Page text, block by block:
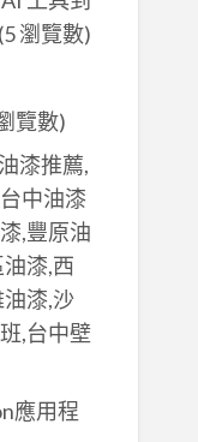
(5 瀏覽數)
覽數)
漆推薦,
中油漆
,豐原油
漆,西
漆,沙
,台中壁
應用程